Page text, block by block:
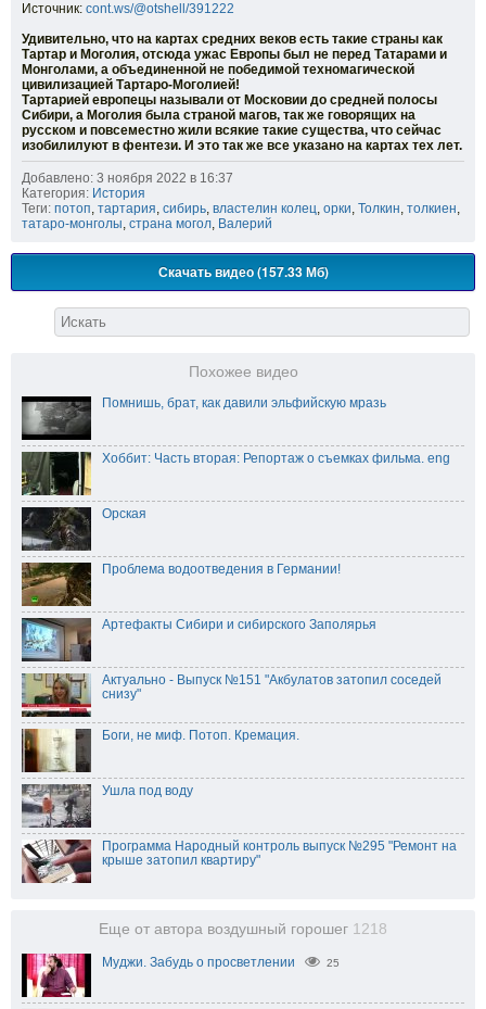
Источник: cont.ws/@otshell/391222
Удивительно, что на картах средних веков есть такие страны как
Тартар и Моголия, отсюда ужас Европы был не перед Татарами и
Монголами, а объединенной не победимой техномагической
цивилизацией Тартаро-Моголией!
Тартарией европецы называли от Московии до средней полосы
Сибири, а Моголия была страной магов, так же говорящих на
русском и повсеместно жили всякие такие существа, что сейчас
изобилилуют в фентези. И это так же все указано на картах тех лет.
Добавлено: 3 ноября 2022 в 16:37
Категория: История
Теги: потоп, тартария, сибирь, властелин колец, орки, Толкин, толкиен,
татаро-монголы, страна могол, Валерий
Скачать видео (157.33 Мб)
Похожее видео
Помнишь, брат, как давили эльфийскую мразь
Хоббит: Часть вторая: Репортаж о съемках фильма. eng
Орская
Проблема водоотведения в Германии!
Артефакты Сибири и сибирского Заполярья
Актуально - Выпуск №151 "Акбулатов затопил соседей
снизу"
Боги, не миф. Потоп. Кремация.
Ушла под воду
Программа Народный контроль выпуск №295 "Ремонт на
крыше затопил квартиру"
Еще от автора воздушный горошег 1218
Муджи. Забудь о просветлении 25